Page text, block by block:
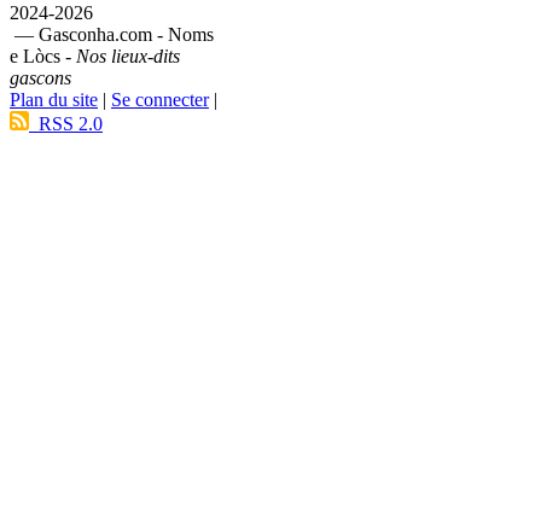
2024-2026
— Gasconha.com - Noms
e Lòcs - Nos lieux-dits
gascons
Plan du site | Se connecter|
RSS 2.0